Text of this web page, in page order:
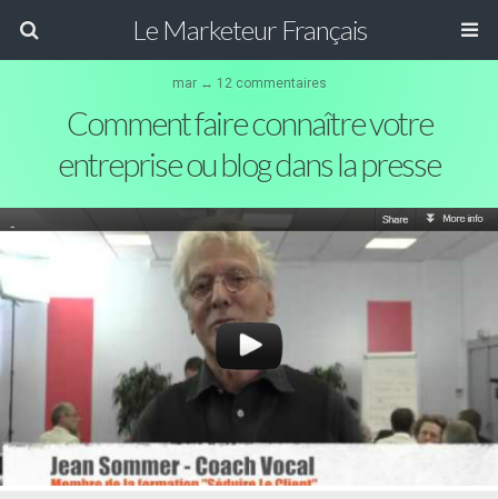
Le Marketeur Français
mar ↔ 12 commentaires
Comment faire connaître votre
entreprise ou blog dans la presse